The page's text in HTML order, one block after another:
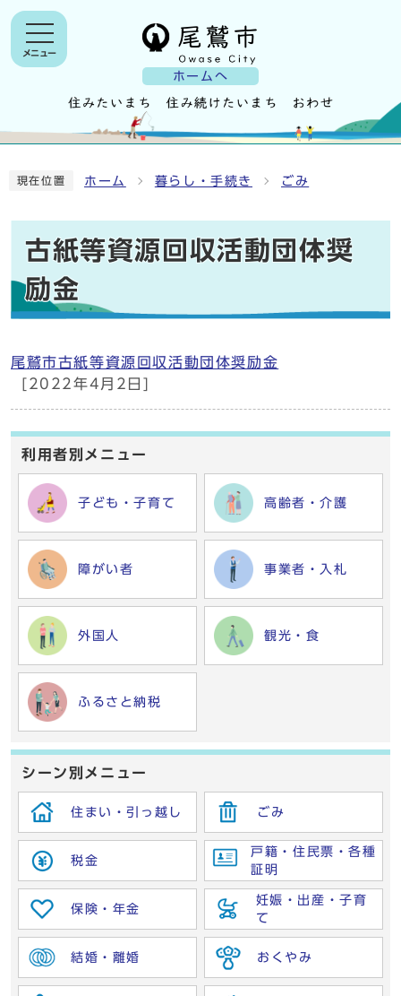
ホームへ
メニュー
現在位置 ホーム 暮らし・手続き ごみ
古紙等資源回収活動団体奨
励金
尾鷲市古紙等資源回収活動団体奨励金
[2022年4月2日]
利用者別メニュー
子ども・子育て 高齢者・介護
障がい者 事業者・入札
外国人 観光・食
ふるさと納税
シーン別メニュー
住まい・引っ越し ごみ
税金
戸籍・住民票・各種
証明
保険・年金
妊娠・出産・子育
て
結婚・離婚 おくやみ